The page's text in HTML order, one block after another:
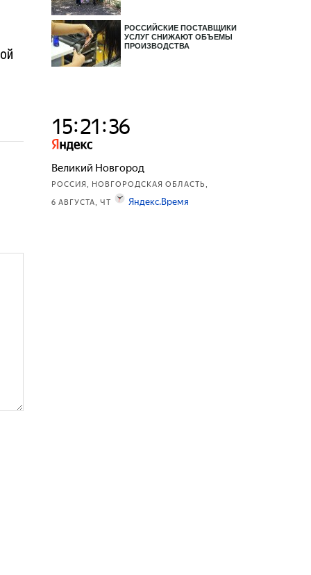
РОССИЙСКИЕ ПОСТАВЩИКИ
УСЛУГ СНИЖАЮТ ОБЪЕМЫ
ПРОИЗВОДСТВА